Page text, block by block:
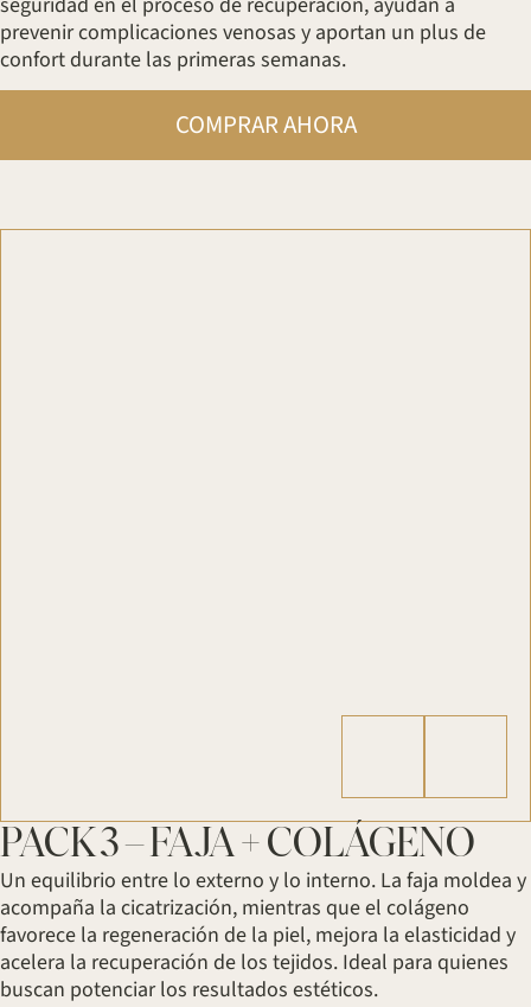
prevenir complicaciones venosas y aportan un plus de
confort durante las primeras semanas.
COMPRAR AHORA
PACK 3 – FAJA + COLÁGENO
Un equilibrio entre lo externo y lo interno. La faja moldea y
acompaña la cicatrización, mientras que el colágeno
favorece la regeneración de la piel, mejora la elasticidad y
acelera la recuperación de los tejidos. Ideal para quienes
buscan potenciar los resultados estéticos.